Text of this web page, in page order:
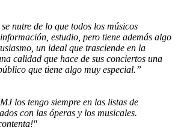
nutre de lo que todos los músicos
estudio, pero tiene además algo
un ideal que trasciende en la
calidad que hace de sus conciertos una
que tiene algo muy especial.”
los tengo siempre en las listas de
con las óperas y los musicales.